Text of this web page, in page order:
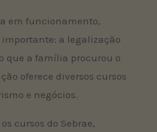
em funcionamento,
a legalização
que a família procurou o
oferece diversos cursos
e negócios.
cursos do Sebrae,